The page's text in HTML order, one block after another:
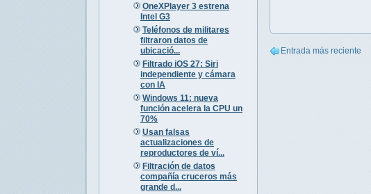
OneXPlayer 3 estrena
Intel G3
Teléfonos de militares
filtraron datos de
ubicació...
Filtrado iOS 27: Siri
independiente y cámara
con IA
Windows 11: nueva
función acelera la CPU un
70%
Usan falsas
actualizaciones de
reproductores de ví...
Filtración de datos
compañía cruceros más
grande d...
Entrada más reciente